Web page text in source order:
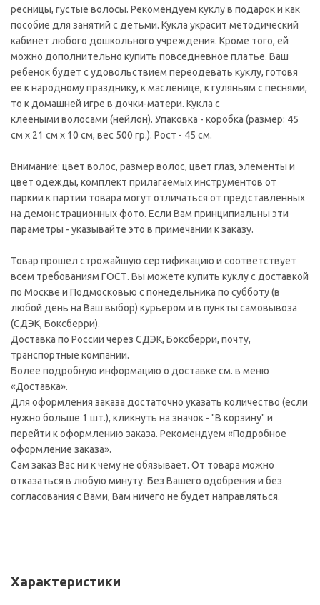
ресницы, густые волосы. Рекомендуем куклу в подарок и как
пособие для занятий с детьми. Кукла украсит методический
кабинет любого дошкольного учреждения. Кроме того, ей
можно дополнительно купить повседневное платье. Ваш
ребенок будет с удовольствием переодевать куклу, готовя
ее к народному празднику, к масленице, к гуляньям с песнями,
то к домашней игре в дочки-матери. Кукла с
клееными волосами (нейлон). Упаковка - коробка (размер: 45
см х 21 см х 10 см, вес 500 гр.). Рост - 45 см.
Внимание: цвет волос, размер волос, цвет глаз, элементы и
цвет одежды, комплект прилагаемых инструментов от
паркии к партии товара могут отличаться от представленных
на демонстрационных фото. Если Вам принципиальны эти
параметры - указывайте это в примечании к заказу.
Товар прошел строжайшую сертификацию и соответствует
всем требованиям ГОСТ. Вы можете купить куклу с доставкой
по Москве и Подмосковью с понедельника по субботу (в
любой день на Ваш выбор) курьером и в пункты самовывоза
(СДЭК, Боксберри).
Доставка по России через СДЭК, Боксберри, почту,
транспортные компании.
Более подробную информацию о доставке см. в меню
«Доставка».
Для оформления заказа достаточно указать количество (если
нужно больше 1 шт.), кликнуть на значок - "В корзину" и
перейти к оформлению заказа. Рекомендуем «Подробное
оформление заказа».
Сам заказ Вас ни к чему не обязывает. От товара можно
отказаться в любую минуту. Без Вашего одобрения и без
согласования с Вами, Вам ничего не будет направляться.
Характеристики